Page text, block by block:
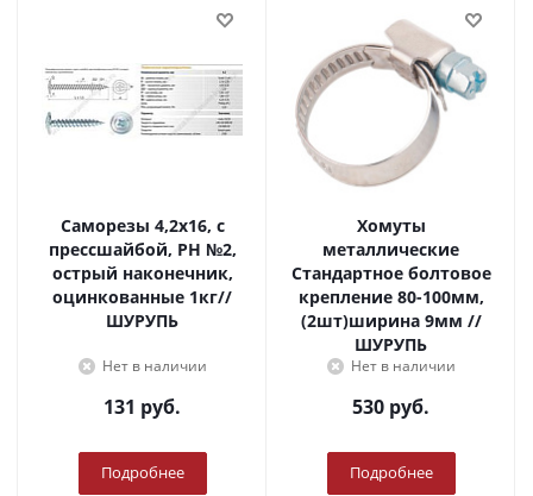
Саморезы 4,2х16, с
прессшайбой, PH №2,
острый наконечник,
оцинкованные 1кг//
ШУРУПЬ
Нет в наличии
131 руб.
Подробнее
Хомуты
металлические
Стандартное болтовое
крепление 80-100мм,
(2шт)ширина 9мм //
ШУРУПЬ
Нет в наличии
530 руб.
Подробнее